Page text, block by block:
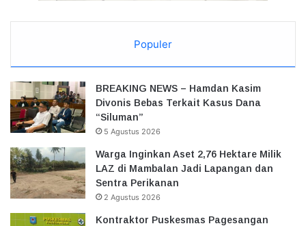
Populer
BREAKING NEWS – Hamdan Kasim
Divonis Bebas Terkait Kasus Dana
“Siluman”
5 Agustus 2026
Warga Inginkan Aset 2,76 Hektare Milik
LAZ di Mambalan Jadi Lapangan dan
Sentra Perikanan
2 Agustus 2026
Kontraktor Puskesmas Pagesangan